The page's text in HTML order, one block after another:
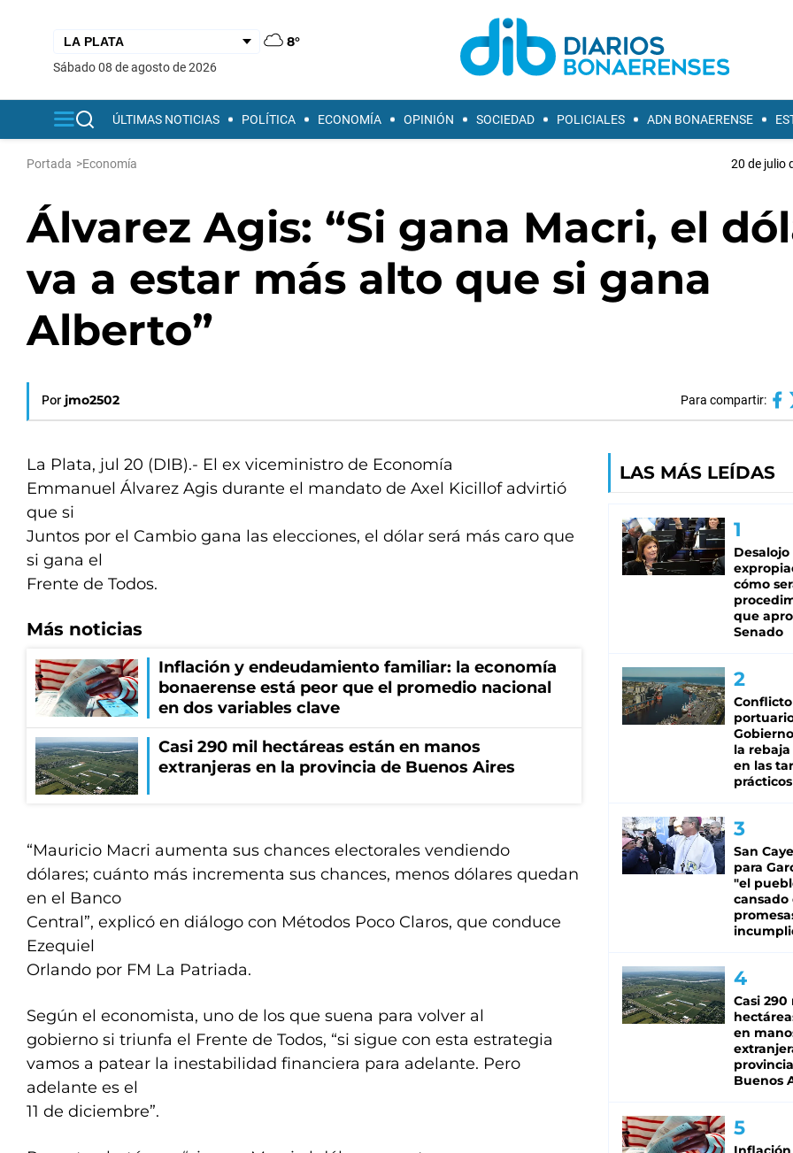
8°
sábado 08 de agosto de 2026
ÚLTIMAS NOTICIAS POLÍTICA ECONOMÍA OPINIÓN SOCIEDAD POLICIALES ADN BONAERENSE
Portada >Economía 20 de julio
Álvarez Agis: “Si gana Macri, el
va a estar más alto que si gana
Alberto”
Por jmo2502 Para compartir:
La Plata, jul 20 (DIB).- El ex viceministro de Economía
Emmanuel Álvarez Agis durante el mandato de Axel Kicillof advirtió
que si
Juntos por el Cambio gana las elecciones, el dólar será más caro que
si gana el
Frente de Todos.
Más noticias
Inflación y endeudamiento familiar: la economía
bonaerense está peor que el promedio nacional
en dos variables clave
Casi 290 mil hectáreas están en manos
extranjeras en la provincia de Buenos Aires
“Mauricio Macri aumenta sus chances electorales vendiendo
dólares; cuánto más incrementa sus chances, menos dólares quedan
en el Banco
Central”, explicó en diálogo con Métodos Poco Claros, que conduce
Ezequiel
Orlando por FM La Patriada.
Según el economista, uno de los que suena para volver al
gobierno si triunfa el Frente de Todos, “si sigue con esta estrategia
vamos a patear la inestabilidad financiera para adelante. Pero
adelante es el
11 de diciembre”.
LAS MÁS LEÍDAS
cómo
que
Senado
Conflicto
la rebaja
en las
prácticos
San
para
"el
cansado
Casi 290
en
Buenos